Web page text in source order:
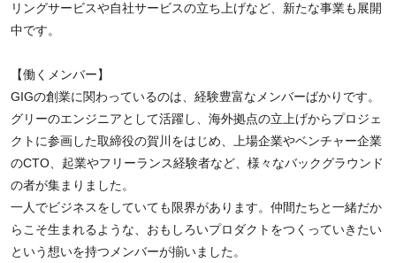
リングサービスや自社サービスの立ち上げなど、新たな事業も展開
中です。
【働くメンバー】
GIGの創業に関わっているのは、経験豊富なメンバーばかりです。
グリーのエンジニアとして活躍し、海外拠点の立上げからプロジェ
クトに参画した取締役の賀川をはじめ、上場企業やベンチャー企業
のCTO、起業やフリーランス経験者など、様々なバックグラウンド
の者が集まりました。
一人でビジネスをしていても限界があります。仲間たちと一緒だか
らこそ生まれるような、おもしろいプロダクトをつくっていきたい
という想いを持つメンバーが揃いました。